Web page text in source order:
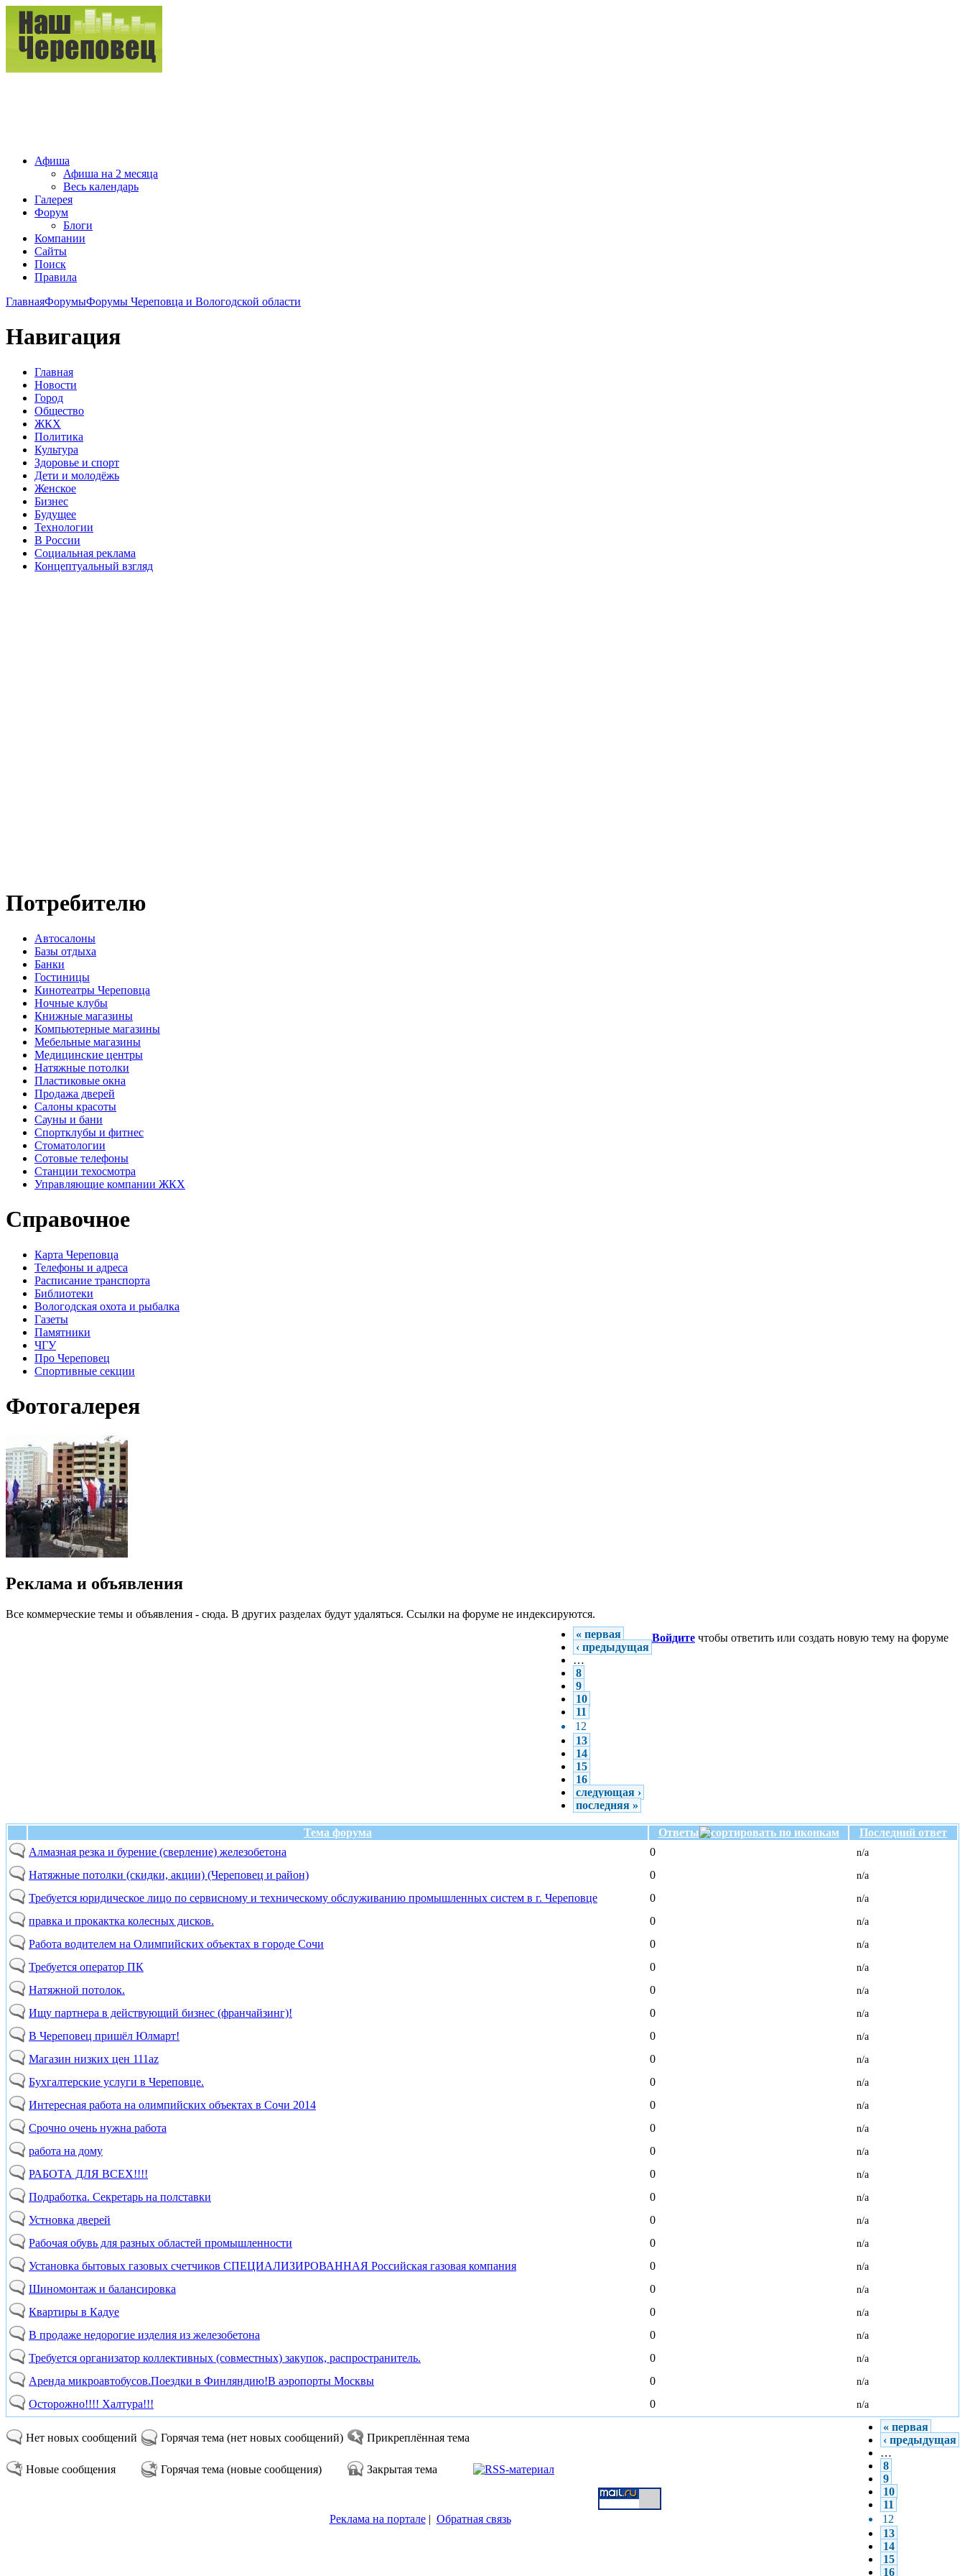
Афиша
Афиша на 2 месяца
Весь календарь
Галерея
Форум
Блоги
Компании
Сайты
Поиск
Правила
ГлавнаяФорумыФорумы Череповца и Вологодской области
Навигация
Главная
Новости
Город
Общество
ЖКХ
Политика
Культура
Здоровье и спорт
Дети и молодёжь
Женское
Бизнес
Будущее
Технологии
В России
Социальная реклама
Концептуальный взгляд
Потребителю
Автосалоны
Базы отдыха
Банки
Гостиницы
Кинотеатры Череповца
Ночные клубы
Книжные магазины
Компьютерные магазины
Мебельные магазины
Медицинские центры
Натяжные потолки
Пластиковые окна
Продажа дверей
Салоны красоты
Сауны и бани
Спортклубы и фитнес
Стоматологии
Сотовые телефоны
Станции техосмотра
Управляющие компании ЖКХ
Справочное
Карта Череповца
Телефоны и адреса
Расписание транспорта
Библиотеки
Вологодская охота и рыбалка
Газеты
Памятники
ЧГУ
Про Череповец
Спортивные секции
Фотогалерея
Реклама и объявления
Все коммерческие темы и объявления - сюда. В других разделах будут удаляться. Ссылки на форуме не индексируются.
Войдите чтобы ответить или создать новую тему на форуме
« первая
‹ предыдущая
…
8
9
10
11
12
13
14
15
16
следующая ›
последняя »
Тема форума Ответы
Последний ответ
Алмазная резка и бурение (сверление) железобетона
0 n/a
Натяжные потолки (скидки, акции) (Череповец и район) 0 n/a
Требуется юридическое лицо по сервисному и техническому обслуживанию промышленных систем в г. Череповце 0 n/a
правка и прокактка колесных дисков. 0 n/a
Работа водителем на Олимпийских объектах в городе Сочи 0 n/a
Требуется оператор ПК 0 n/a
Натяжной потолок. 0 n/a
Ищу партнера в действующий бизнес (франчайзинг)! 0 n/a
В Череповец пришёл Юлмарт! 0 n/a
Магазин низких цен 111az 0 n/a
Бухгалтерские услуги в Череповце. 0 n/a
Интересная работа на олимпийских объектах в Сочи 2014 0 n/a
Срочно очень нужна работа 0 n/a
работа на дому 0 n/a
РАБОТА ДЛЯ ВСЕХ!!!! 0 n/a
Подработка. Секретарь на полставки 0 n/a
Устновка дверей 0 n/a
Рабочая обувь для разных областей промышленности 0 n/a
Установка бытовых газовых счетчиков СПЕЦИАЛИЗИРОВАННАЯ Российская газовая компания 0 n/a
Шиномонтаж и балансировка 0 n/a
Квартиры в Кадуе 0 n/a
В продаже недорогие изделия из железобетона 0 n/a
Требуется организатор коллективных (совместных) закупок, распространитель. 0 n/a
Аренда микроавтобусов.Поездки в Финляндию!В аэропорты Москвы 0 n/a
Осторожно!!!! Халтура!!! 0 n/a
Нет новых сообщений
Новые сообщения
Горячая тема (нет новых сообщений)
Горячая тема (новые сообщения)
Прикреплённая тема
Закрытая тема
« первая
‹ предыдущая
…
8
9
10
11
12
13
14
15
16
Реклама на портале| Обратная связь